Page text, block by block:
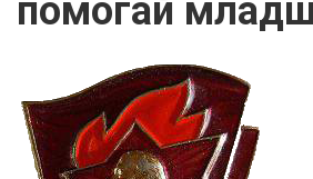
помогай